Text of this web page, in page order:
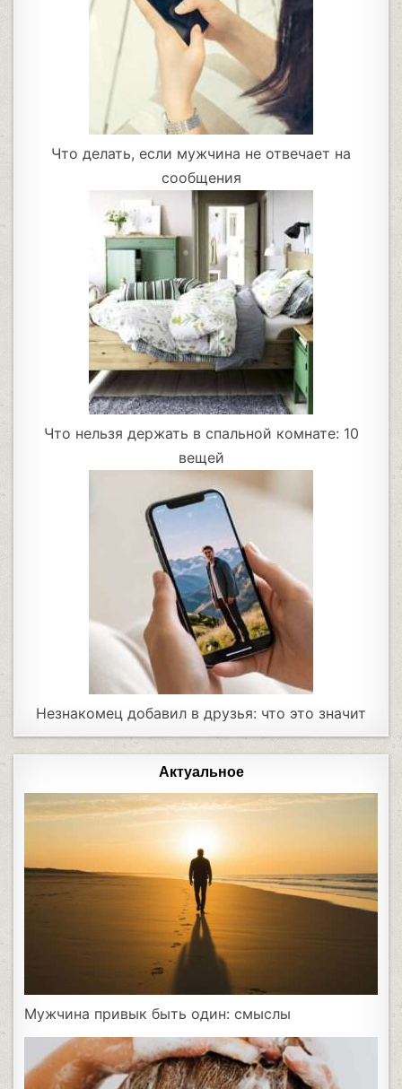
Что делать, если мужчина не отвечает на
сообщения
Что нельзя держать в спальной комнате: 10
вещей
Незнакомец добавил в друзья: что это значит
Актуальное
Мужчина привык быть один: смыслы